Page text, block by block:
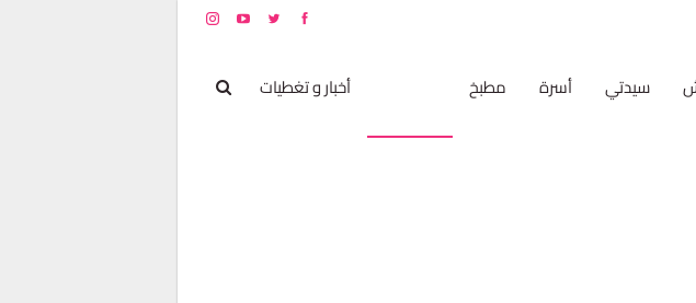
سيدتي أسرة مطبخ أخبار و تغطيات